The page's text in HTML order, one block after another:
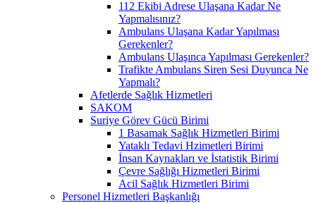
112 Ekibi Adrese Ulaşana Kadar Ne
Yapmalısınız?
Ambulans Ulaşana Kadar Yapılması
Gerekenler?
Ambulans Ulaşınca Yapılması Gerekenler?
Trafikte Ambulans Siren Sesi Duyunca Ne
Yapmalı?
Afetlerde Sağlık Hizmetleri
SAKOM
Suriye Görev Gücü Birimi
1 Basamak Sağlık Hizmetleri Birimi
Yataklı Tedavi Hzimetleri Birimi
İnsan Kaynakları ve İstatistik Birimi
Çevre Sağlığı Hizmetleri Birimi
Acil Sağlık Hizmetleri Birimi
Personel Hizmetleri Başkanlığı